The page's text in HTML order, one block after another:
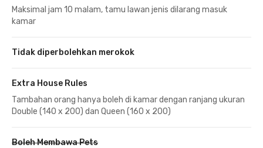
Maksimal jam 10 malam, tamu lawan jenis dilarang masuk
kamar
Tidak diperbolehkan merokok
Extra House Rules
Tambahan orang hanya boleh di kamar dengan ranjang ukuran
Double (140 x 200) dan Queen (160 x 200)
Boleh Membawa Pets